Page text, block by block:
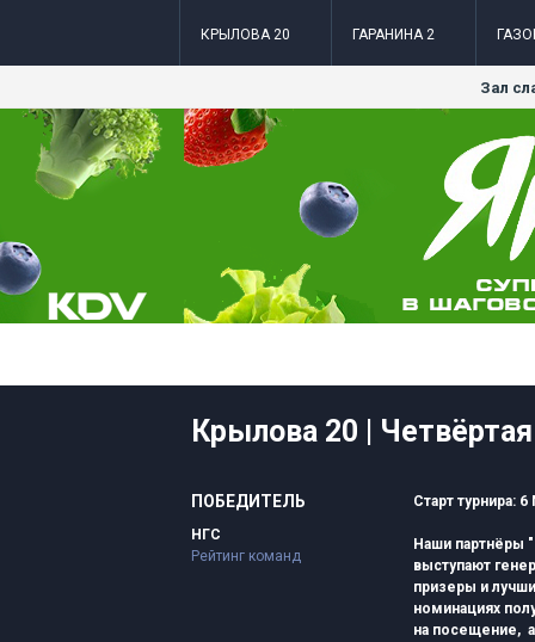
КРЫЛОВА 20 ГАРАНИНА 2
Зал
Крылова 20 |
ПОБЕДИТЕЛЬ
НГС
Рейтинг команд
Старт турнира:
Наши партнёры
выступают
призеры и
номинациях
на посещение,